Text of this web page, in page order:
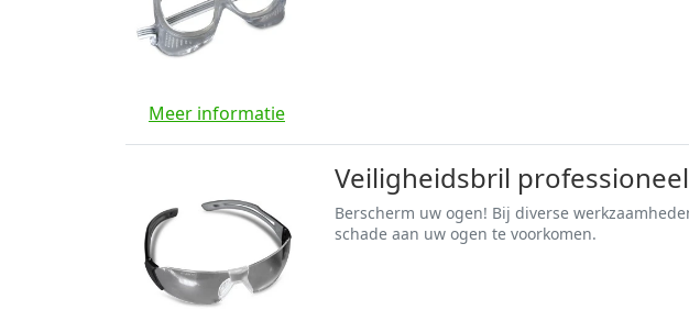
Meer informatie
Veiligheidsbril
Berscherm uw ogen! Bij diverse
schade aan uw ogen te voorkomen.